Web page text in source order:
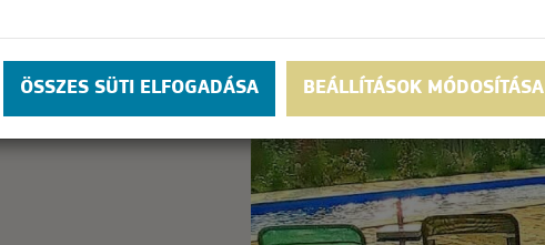
OKÖSSZES SÜTI ELFOGADÁSA BEÁLLÍTÁSOK MÓDOSÍTÁSA